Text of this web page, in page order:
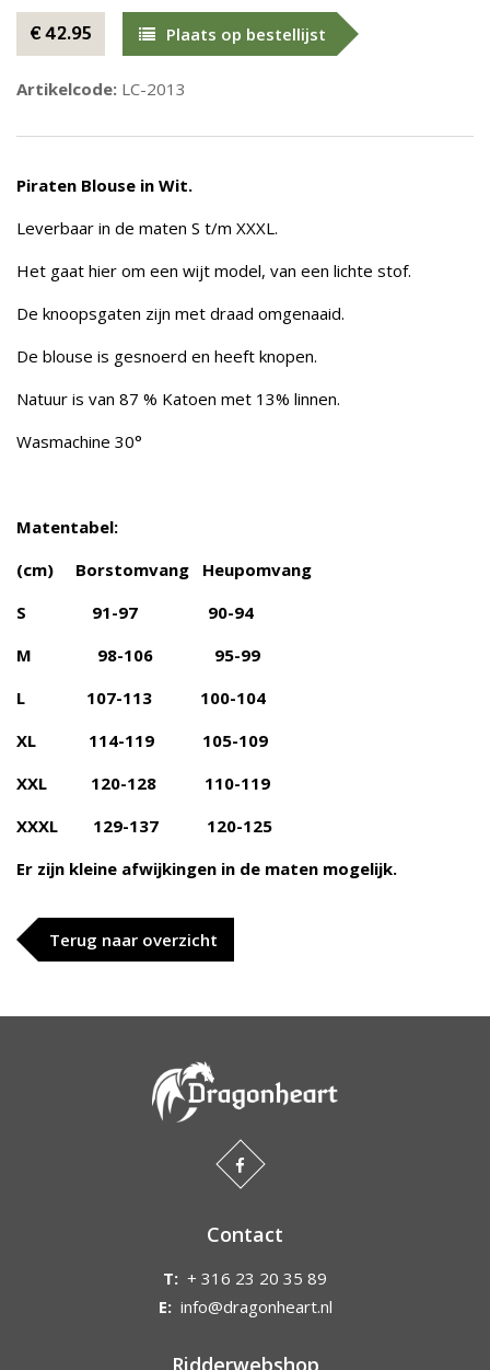
€ 42.95 Plaats op bestellijst
Artikelcode: LC-2013
Piraten Blouse in Wit.
Leverbaar in de maten S t/m XXXL.
Het gaat hier om een wijt model, van een lichte stof.
De knoopsgaten zijn met draad omgenaaid.
De blouse is gesnoerd en heeft knopen.
Natuur is van 87 % Katoen met 13% linnen.
Wasmachine 30°
Matentabel:
(cm) Borstomvang Heupomvang
S 91-97 90-94
M 98-106 95-99
L 107-113 100-104
XL 114-119 105-109
XXL 120-128 110-119
XXXL 129-137 120-125
Er zijn kleine afwijkingen in de maten mogelijk.
Terug naar overzicht
Contact
T: + 316 23 20 35 89
E: info@dragonheart.nl